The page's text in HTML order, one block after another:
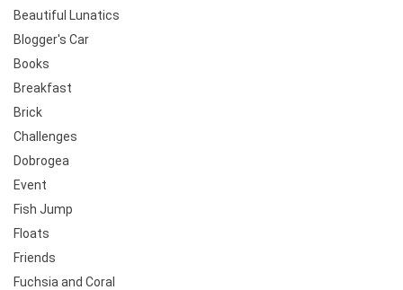
Beautiful Lunatics
Blogger's Car
Books
Breakfast
Brick
Challenges
Dobrogea
Event
Fish Jump
Floats
Friends
Fuchsia and Coral